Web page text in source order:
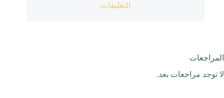
التعليقات
المراجعات
لا توجد مراجعات بعد.